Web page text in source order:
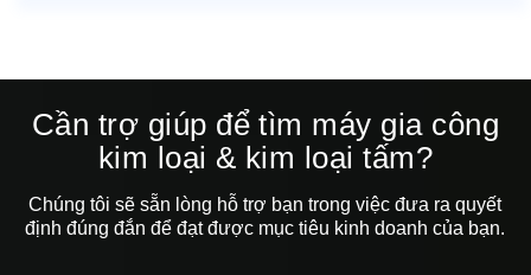
Cần trợ giúp để tìm máy gia công
kim loại & kim loại tấm?
Chúng tôi sẽ sẵn lòng hỗ trợ bạn trong việc đưa ra quyết
định đúng đắn để đạt được mục tiêu kinh doanh của bạn.